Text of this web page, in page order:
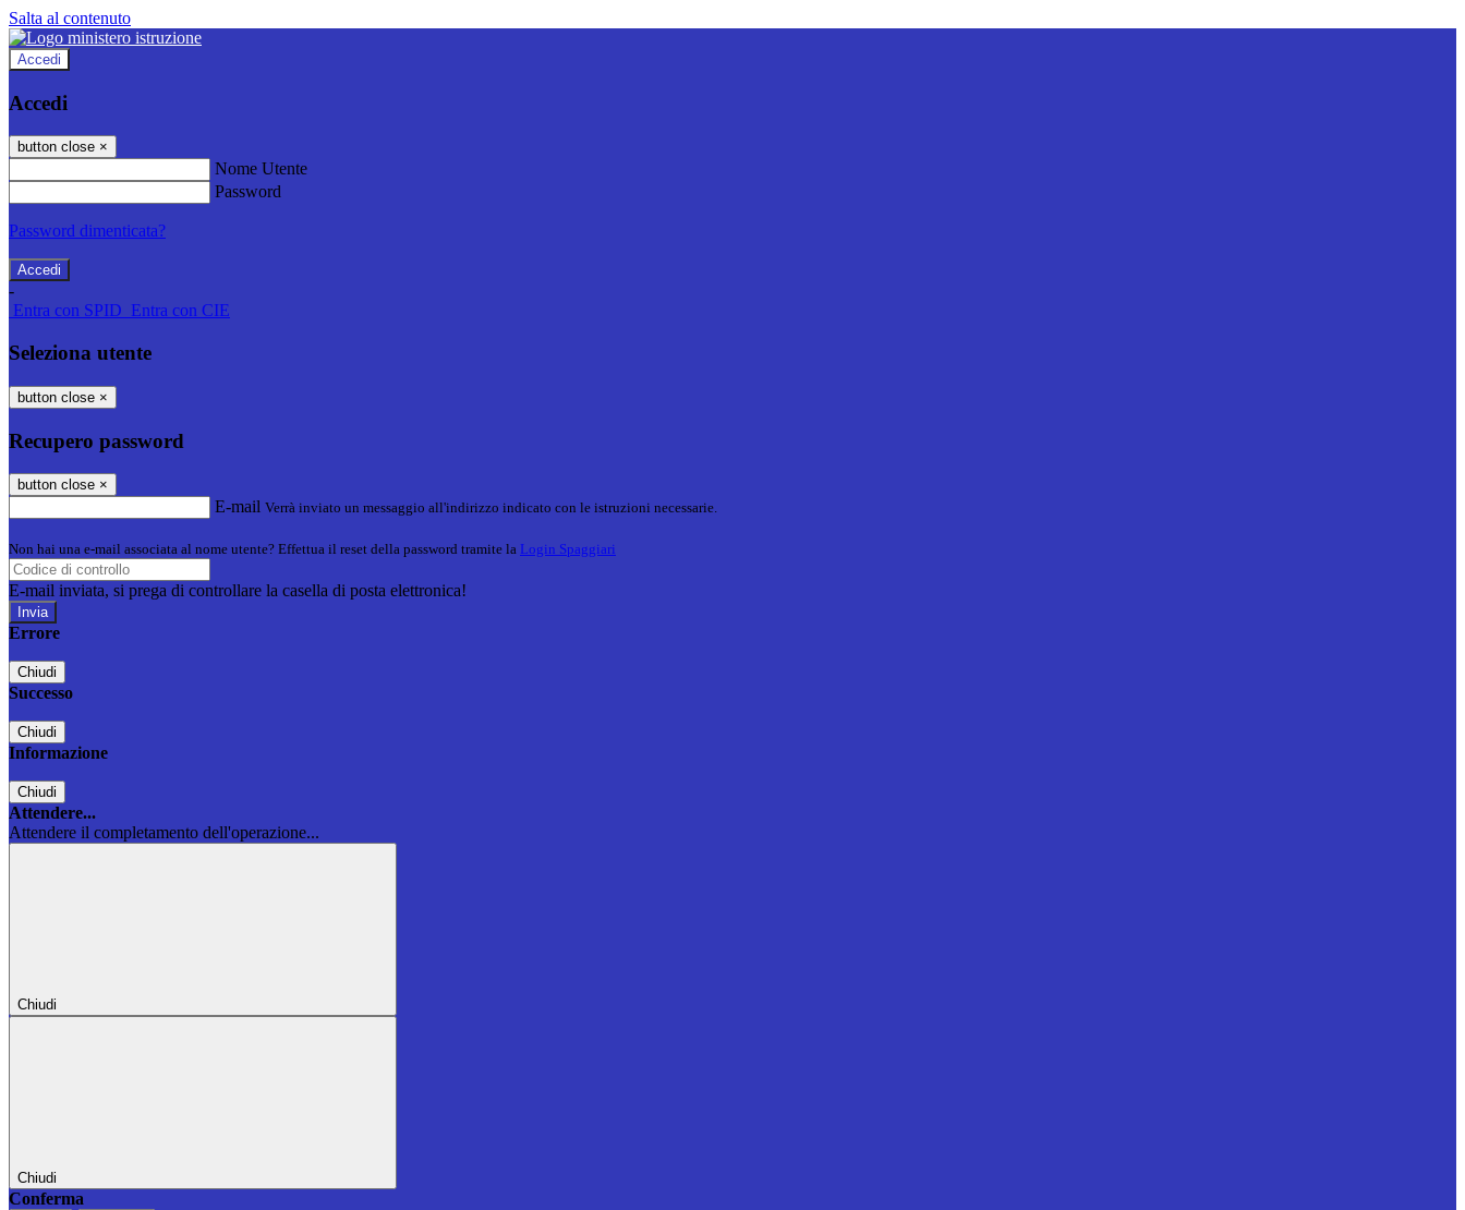
Salta al contenuto
Accedi
Accedi
button close ×
Nome Utente
Password
Password dimenticata?
-
Entra con SPID Entra con CIE
Seleziona utente
button close ×
Recupero password
button close ×
E-mail Verrà inviato un messaggio all'indirizzo indicato con le istruzioni necessarie.
Non hai una e-mail associata al nome utente? Effettua il reset della password tramite la Login Spaggiari
E-mail inviata, si prega di controllare la casella di posta elettronica!
Errore
Chiudi
Successo
Chiudi
Informazione
Chiudi
Attendere...
Attendere il completamento dell'operazione...
Chiudi
Chiudi
Conferma